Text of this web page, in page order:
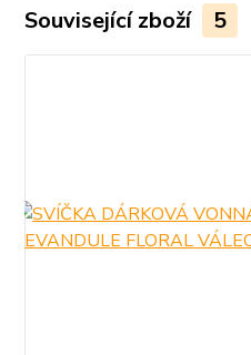
Související zboží 5